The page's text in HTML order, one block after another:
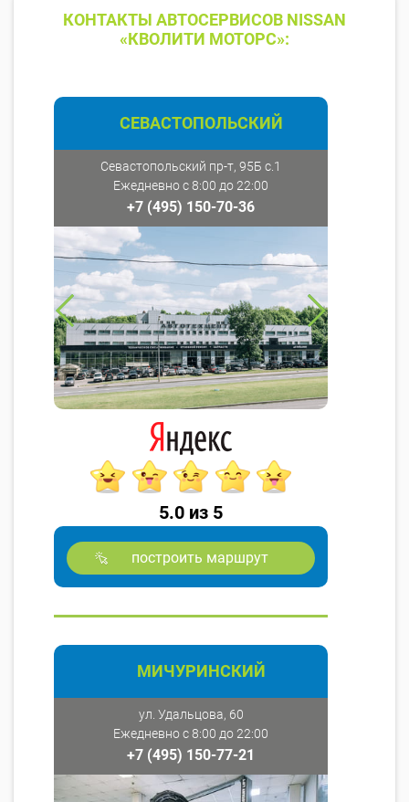
КОНТАКТЫ АВТОСЕРВИСОВ NISSAN
«КВОЛИТИ МОТОРС»:
СЕВАСТОПОЛЬСКИЙ
Севастопольский пр-т, 95Б с.1
Ежедневно с 8:00 до 22:00
+7 (495) 150-70-36
5.0 из 5
построить маршрут
МИЧУРИНСКИЙ
ул. Удальцова, 60
Ежедневно с 8:00 до 22:00
+7 (495) 150-77-21